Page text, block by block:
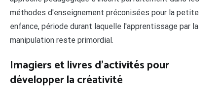
méthodes d'enseignement préconisées pour la petite
enfance, période durant laquelle l'apprentissage par la
manipulation reste primordial.
Imagiers et livres d'activités pour
développer la créativité